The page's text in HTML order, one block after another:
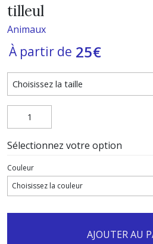
tilleul
Animaux
À partir de 25€
Sélectionnez votre option
Couleur
AJOUTER AU